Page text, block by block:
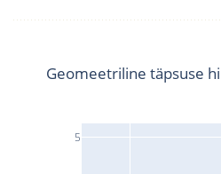
5
Geomeetriline täpsuse